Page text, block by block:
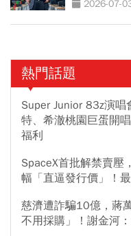
2026-07-
熱門話題
Super Junior 83z演
特、希澈桃園巨蛋開
福利
SpaceX首批解禁賣壓
幅「直逼發行價」！
慈濟遭詐騙10億，蔣
不用採購」！謝金河